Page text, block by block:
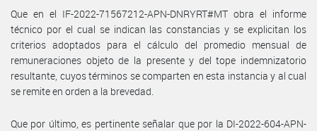
Que en el IF-2022-71567212-APN-DNRYRT#MT obra el informe
técnico por el cual se indican las constancias y se explicitan los
criterios adoptados para el cálculo del promedio mensual de
remuneraciones objeto de la presente y del tope indemnizatorio
resultante, cuyos términos se comparten en esta instancia y al cual
se remite en orden a la brevedad.
Que por último, es pertinente señalar que por la DI-2022-604-APN-